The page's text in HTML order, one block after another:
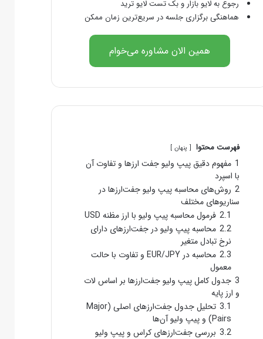
رجوع به لایو بازار و بک تست لایو ترید
هماهنگی برگزاری جلسه در سریع‌ترین زمان ممکن
همین الان مشاوره می‌خوام
فهرست محتوا پنهان
1 مفهوم دقیق پیپ ولیو جفت‌ ارزها و تفاوت آن
با اسپرد
2 روش‌های محاسبه پیپ ولیو جفت‌ارزها در
سناریوهای مختلف
2.1 فرمول محاسبه پیپ ولیو با ارز مظنه USD
2.2 محاسبه پیپ ولیو در جفت‌ارزهای دارای
نرخ تبادل متغیر
2.3
محاسبه در EUR/JPY و تفاوت با حالت
معمول
3 جدول کامل پیپ ولیو جفت‌ارزها بر اساس لات
و ارز پایه
3.1
تحلیل جدول جفت‌ارزهای اصلی (Major
Pairs) و پیپ ولیو آن‌ها
3.2 بررسی جفت‌ارزهای کراس و پیپ ولیو